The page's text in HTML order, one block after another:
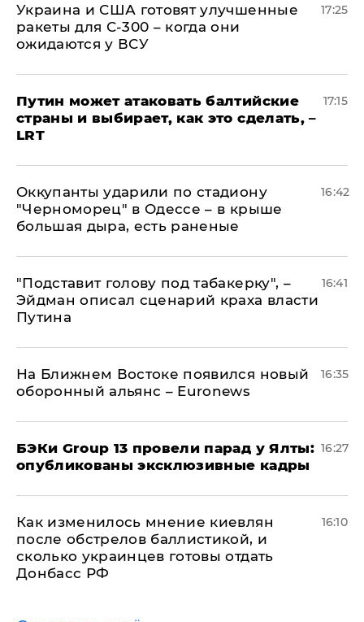
Украина и США готовят улучшенные
ракеты для С-300 – когда они
ожидаются у ВСУ
17:25
Путин может атаковать балтийские
страны и выбирает, как это сделать, –
LRT
17:15
Оккупанты ударили по стадиону
"Черноморец" в Одессе – в крыше
большая дыра, есть раненые
16:42
​"Подставит голову под табакерку", –
Эйдман описал сценарий краха власти
Путина
16:41
На Ближнем Востоке появился новый
оборонный альянс – Euronews
16:35
​БЭКи Group 13 провели парад у Ялты:
опубликованы эксклюзивные кадры
16:27
Как изменилось мнение киевлян
после обстрелов баллистикой, и
сколько украинцев готовы отдать
Донбасс РФ
16:10